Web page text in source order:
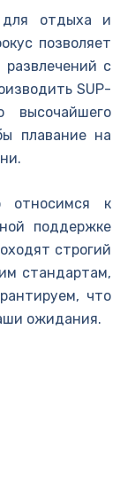
для отдыха и
позволяет
с
SUP-
высочайшего
плавание на
относимся к
поддержке
строгий
стандартам,
что
ожидания.